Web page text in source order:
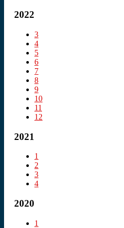
2022
3
4
5
6
7
8
9
10
11
12
2021
1
2
3
4
2020
1